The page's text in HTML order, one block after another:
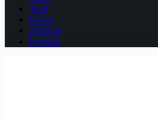
Tech
Uroda
Zdrowie
Kontakt